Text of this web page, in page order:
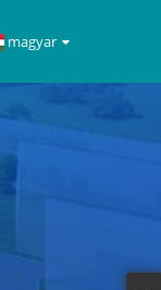
magyar